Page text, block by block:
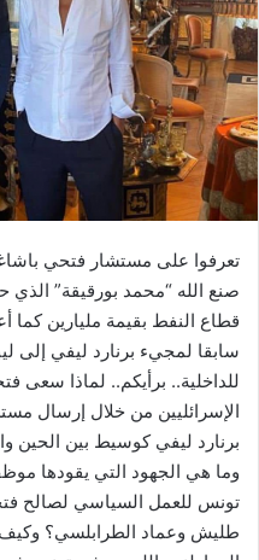
تعرفوا على مستشار فتحي
صنع الله “محمد بورقيقة”
قطاع النفط بقيمة مليارين كما
سابقا لمجيء برنارد ليفي إلى
للداخلية.. برأيكم.. لماذا سعى
الإسرائليين من خلال إرسال
برنارد ليفي كوسيط بين الحين
وما هي الجهود التي يقودها
تونس للعمل السياسي لصالح
طليش وعماد الطرابلسي؟